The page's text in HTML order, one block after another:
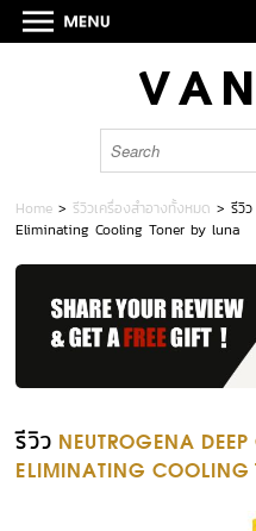
Home >รีวิวเครื่องสำอางทั้งหมด >รีวิ
Eliminating Cooling Toner by luna
รีวิว NEUTROGENA
ELIMINATING COOLING